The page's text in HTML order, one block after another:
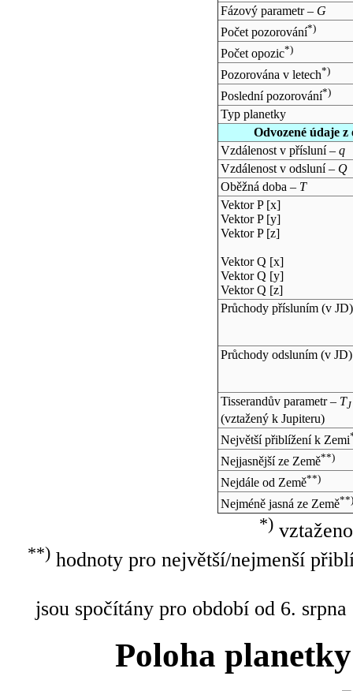
Fázový parametr – G
Počet pozorování*)
Počet opozic*)
Pozorována v letech*)
Poslední pozorování*)
Typ planetky
Odvozené údaje
Vzdálenost v přísluní – q
Vzdálenost v odsluní – Q
Oběžná doba – T
Vektor P [x]
Vektor P [y]
Vektor P [z]
Vektor Q [x]
Vektor Q [y]
Vektor Q [z]
Průchody přísluním (v JD)
Průchody odsluním (v JD)
Tisserandův parametr – TJ
(vztažený k Jupiteru)
Největší přiblížení k Zemi
Nejjasnější ze Země**)
Nejdále od Země**)
Nejméně jasná ze Země**)
*)
**)hodnoty pro největší/nejmenší
jsou spočítány pro období od 6.
Poloha